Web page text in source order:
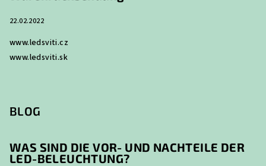
22.02.2022
www.ledsviti.cz
www.ledsviti.sk
BLOG
WAS SIND DIE VOR- UND NACHTEILE DER
LED-BELEUCHTUNG?